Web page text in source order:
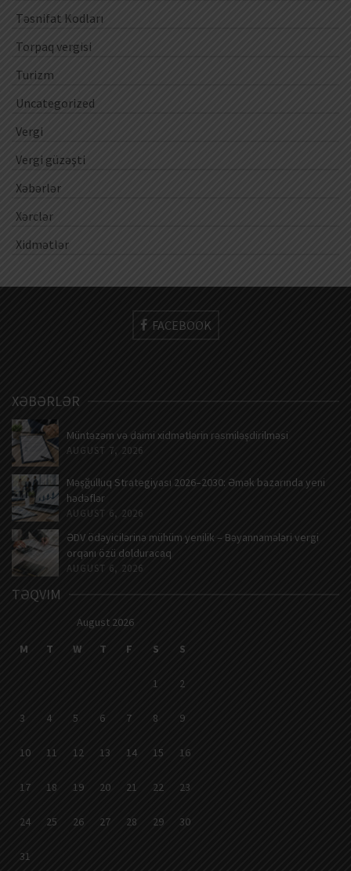
Təsnifat Kodları
Torpaq vergisi
Turizm
Uncategorized
Vergi
Vergi güzəşti
Xəbərlər
Xərclər
Xidmətlər
FACEBOOK
XƏBƏRLƏR
Müntəzəm və daimi xidmətlərin rəsmiləşdirilməsi
AUGUST 7, 2026
Məşğulluq Strategiyası 2026–2030: Əmək bazarında yeni
hədəflər
AUGUST 6, 2026
ƏDV ödəyicilərinə mühüm yenilik – Bəyannamələri vergi
orqanı özü dolduracaq
AUGUST 6, 2026
TƏQVIM
August 2026
M
T W T F S S
1 2
3 4 5 6 7 8 9
10 11 12 13 14 15 16
17 18 19 20 21 22 23
24 25 26 27 28 29 30
31